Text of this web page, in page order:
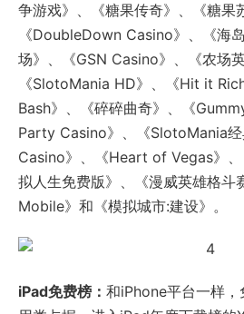
争游戏》、《糖果传奇》、《糖果
《DoubleDown Casino》、《海
场》、《GSN Casino》、《农场英
《SlotoMania HD》、《Hit it
Bash》、《碎碎曲奇》、《
Party Casino》、《SlotoMania
Casino》、《Heart of Vegas》
拟人生免费版》、《漫威英雄格
Mobile》和《模拟城市:建设》。
iPad免费榜： 和iPhone平台一样